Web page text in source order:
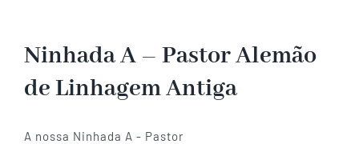
Ninhada A – Pastor Alemão
de Linhagem Antiga
A nossa Ninhada A - Pastor